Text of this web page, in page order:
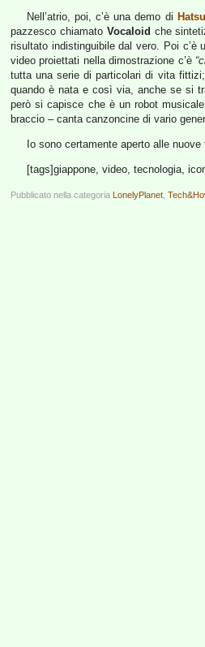
Nell’atrio, poi, c’è una demo di
pazzesco chiamato Vocaloid che
risultato indistinguibile dal vero. Poi
video proiettati nella dimostrazione c’è
tutta una serie di particolari di vita
quando è nata e così via, anche se si
però si capisce che è un robot
braccio – canta canzoncine di vario
Io sono certamente aperto alle
[tags]giappone, video, tecnologia,
Pubblicato nella categoria LonelyPlanet